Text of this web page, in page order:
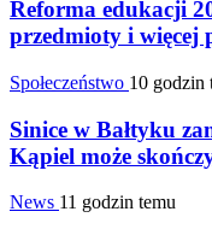
Reforma edukacji
przedmioty i więcej
Społeczeństwo 10 godzin
Sinice w Bałtyku
Kąpiel może
News 11 godzin temu